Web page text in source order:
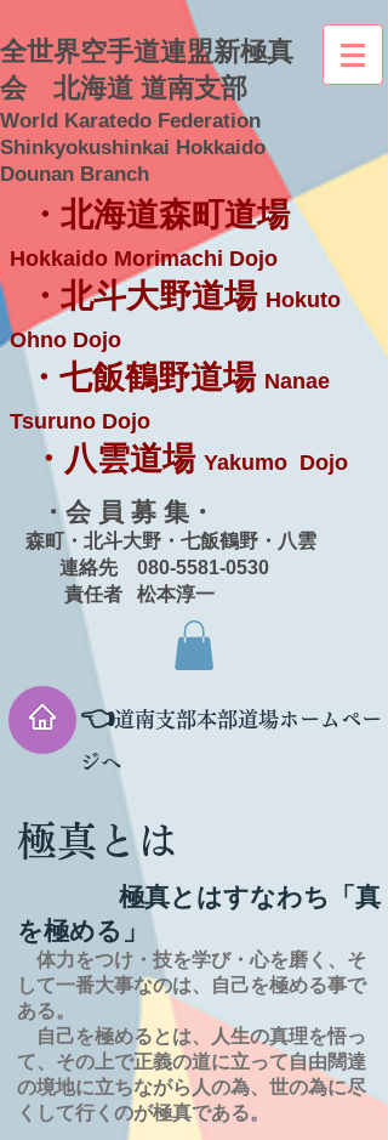
全世界空手道連盟新極真
会 北海道 道南支部
World Karatedo Federation
Shinkyokushinkai Hokkaido
Dounan Branch
・北海道森町道場
Hokkaido Morimachi Dojo
・北斗大野道場 Hokuto
Ohno Dojo
・七飯鶴野道場 Nanae
Tsuruno Dojo
・八雲道場 Yakumo Dojo
・会 員 募 集・
森町・北斗大野・七飯鶴野・八雲
連絡先 080-5581-0530
責任者 松本淳一
👈道南支部本部道場ホームペー
ジへ
極真とは
極真とはすなわち「真
を極める」
体力をつけ・技を学び・心を磨く、そ
して一番大事なのは、自己を極める事で
ある。
自己を極めるとは、
人生の真理を悟っ
て、その上で正義の道に立って自由闊達
の境地に立ちながら人の為、世の為に尽
くして行くのが極真である。